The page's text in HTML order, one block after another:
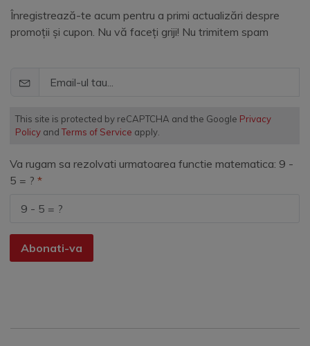
Înregistrează-te acum pentru a primi actualizări despre
promoții și cupon. Nu vă faceți griji! Nu trimitem spam
This site is protected by reCAPTCHA and the Google Privacy
Policy andTerms of Service apply.
Va rugam sa rezolvati urmatoarea functie matematica: 9 -
5 = ?
Abonati-va